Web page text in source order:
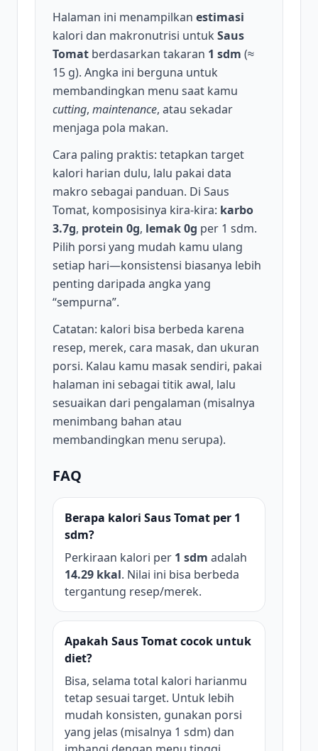
Halaman ini menampilkan estimasi
kalori dan makronutrisi untuk Saus
Tomat berdasarkan takaran 1 sdm (≈
15 g). Angka ini berguna untuk
membandingkan menu saat kamu
cutting, maintenance, atau sekadar
menjaga pola makan.
Cara paling praktis: tetapkan target
kalori harian dulu, lalu pakai data
makro sebagai panduan. Di Saus
Tomat, komposisinya kira-kira: karbo
3.7g, protein 0g, lemak 0g per 1 sdm.
Pilih porsi yang mudah kamu ulang
setiap hari—konsistensi biasanya lebih
penting daripada angka yang
“sempurna”.
Catatan: kalori bisa berbeda karena
resep, merek, cara masak, dan ukuran
porsi. Kalau kamu masak sendiri, pakai
halaman ini sebagai titik awal, lalu
sesuaikan dari pengalaman (misalnya
menimbang bahan atau
membandingkan menu serupa).
FAQ
Berapa kalori Saus Tomat per 1
sdm?
Perkiraan kalori per 1 sdm adalah
14.29 kkal. Nilai ini bisa berbeda
tergantung resep/merek.
Apakah Saus Tomat cocok untuk
diet?
Bisa, selama total kalori harianmu
tetap sesuai target. Untuk lebih
mudah konsisten, gunakan porsi
yang jelas (misalnya 1 sdm) dan